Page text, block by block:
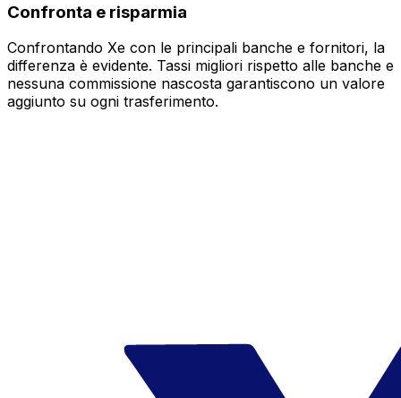
Confronta e risparmia
Confrontando Xe con le principali banche e fornitori, la
differenza è evidente. Tassi migliori rispetto alle banche e
nessuna commissione nascosta garantiscono un valore
aggiunto su ogni trasferimento.